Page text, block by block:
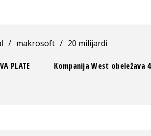
/ makrosoft / 20 milijardi
PLATE
Kompanija West obeležava